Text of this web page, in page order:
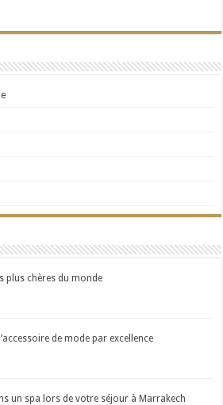
plus chères du monde
de mode par excellence
un spa lors de votre séjour à Marrakech